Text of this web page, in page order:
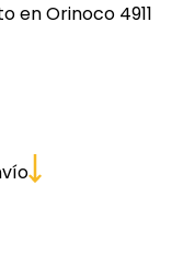
en Orinoco 4911